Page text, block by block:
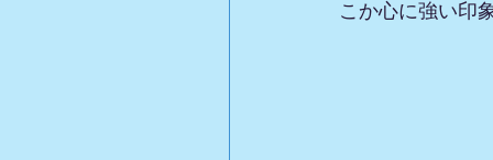
こか心に強い印